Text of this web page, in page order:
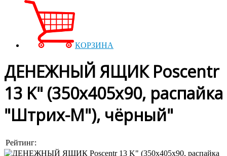
КОРЗИНА
ДЕНЕЖНЫЙ ЯЩИК Poscentr
13 K" (350х405х90, распайка
"Штрих-М"), чёрный"
Рейтинг: